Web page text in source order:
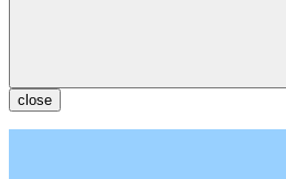
close